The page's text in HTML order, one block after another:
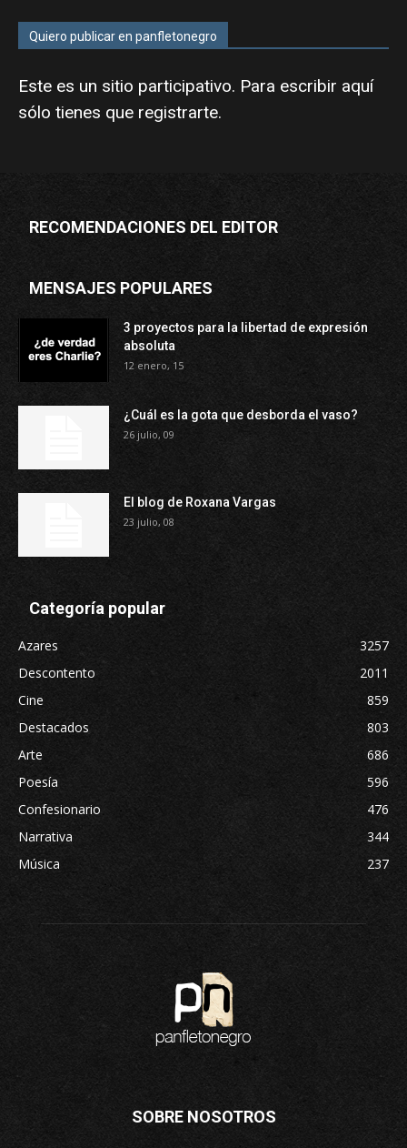
Quiero publicar en panfletonegro
Este es un sitio participativo. Para escribir aquí
sólo tienes que registrarte.
RECOMENDACIONES DEL EDITOR
MENSAJES POPULARES
3 proyectos para la libertad de expresión
absoluta
12 enero, 15
¿Cuál es la gota que desborda el vaso?
26 julio, 09
El blog de Roxana Vargas
23 julio, 08
Categoría popular
Azares
3257
Descontento
2011
Cine
859
Destacados
803
Arte
686
Poesía
596
Confesionario
476
Narrativa
344
Música
237
SOBRE NOSOTROS